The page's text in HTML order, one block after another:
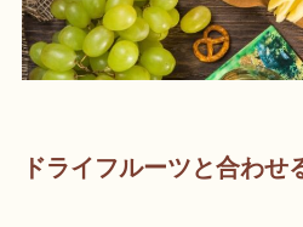
ドライフルーツと合わせ